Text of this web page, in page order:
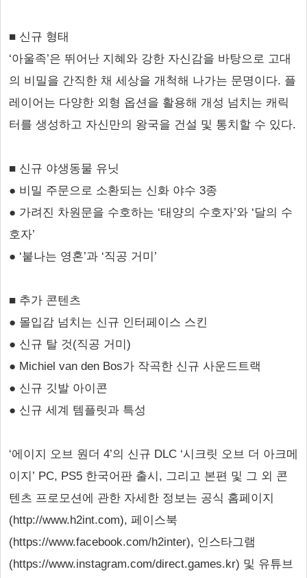
■ 신규 형태
‘아울족’은 뛰어난 지혜와 강한 자신감을 바탕으로 고대
의 비밀을 간직한 채 세상을 개척해 나가는 문명이다. 플
레이어는 다양한 외형 옵션을 활용해 개성 넘치는 캐릭
터를 생성하고 자신만의 왕국을 건설 및 통치할 수 있다.
■ 신규 야생동물 유닛
● 비밀 주문으로 소환되는 신화 야수 3종
● 가려진 차원문을 수호하는 ‘태양의 수호자’와 ‘달의 수
호자’
● ‘붙나는 영혼’과 ‘직공 거미’
■ 추가 콘텐츠
● 몰입감 넘치는 신규 인터페이스 스킨
● 신규 탈 것(직공 거미)
● Michiel van den Bos가 작곡한 신규 사운드트랙
● 신규 깃발 아이콘
● 신규 세계 템플릿과 특성
‘에이지 오브 원더 4’의 신규 DLC ‘시크릿 오브 더 아크메
이지’ PC, PS5 한국어판 출시, 그리고 본편 및 그 외 콘
텐츠 프로모션에 관한 자세한 정보는 공식 홈페이지
(http://www.h2int.com), 페이스북
(https://www.facebook.com/h2inter), 인스타그램
(https://www.instagram.com/direct.games.kr) 및 유튜브